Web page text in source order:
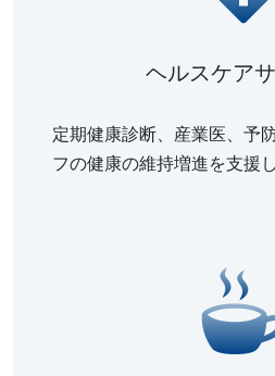
ヘルスケア
定期健康診断、産業医、予
フの健康の維持増進を支援